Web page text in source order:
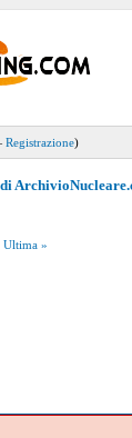
Registrazione)
Ultima »